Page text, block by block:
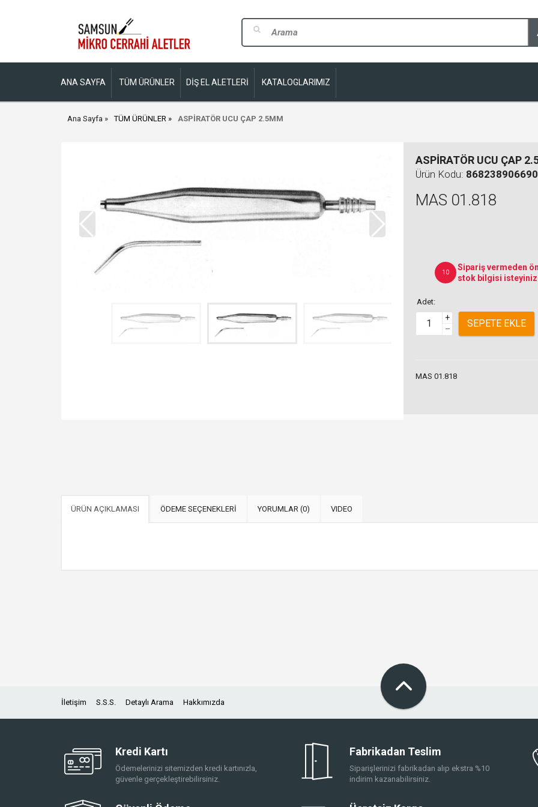
ANA SAYFA TÜM ÜRÜNLER DİŞ EL ALETLERİ KATALOGLARIMIZ
Ana Sayfa TÜM ÜRÜNLER ASPİRATÖR UCU ÇAP 2.5MM
ASPİRATÖR UCU ÇAP
Ürün Kodu:
MAS 01.818
10
Sipariş vermeden
stok bilgisi
Adet:
+
–
SEPETE EKLE
MAS 01.818
ÜRÜN AÇIKLAMASI ÖDEME SEÇENEKLERİ YORUMLAR (0) VIDEO
İletişim S.S.S. Detaylı Arama Hakkımızda
Kredi Kartı
Ödemelerinizi sitemizden kredi kartınızla,
güvenle gerçekleştirebilirsiniz.
Fabrikadan Teslim
Siparişlerinizi fabrikadan alıp ekstra %10
indirim kazanabilirsiniz.